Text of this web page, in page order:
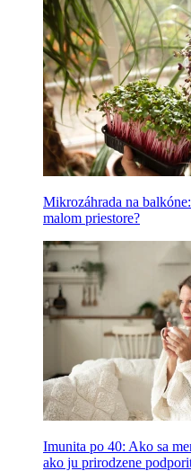
Mikrozáhrada na
malom priestore?
Imunita po 40: Ako sa
ako ju prirodzene